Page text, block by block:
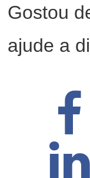
Gostou
ajude a